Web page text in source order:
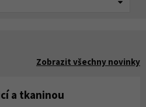
Zobrazit všechny novinky
a tkaninou